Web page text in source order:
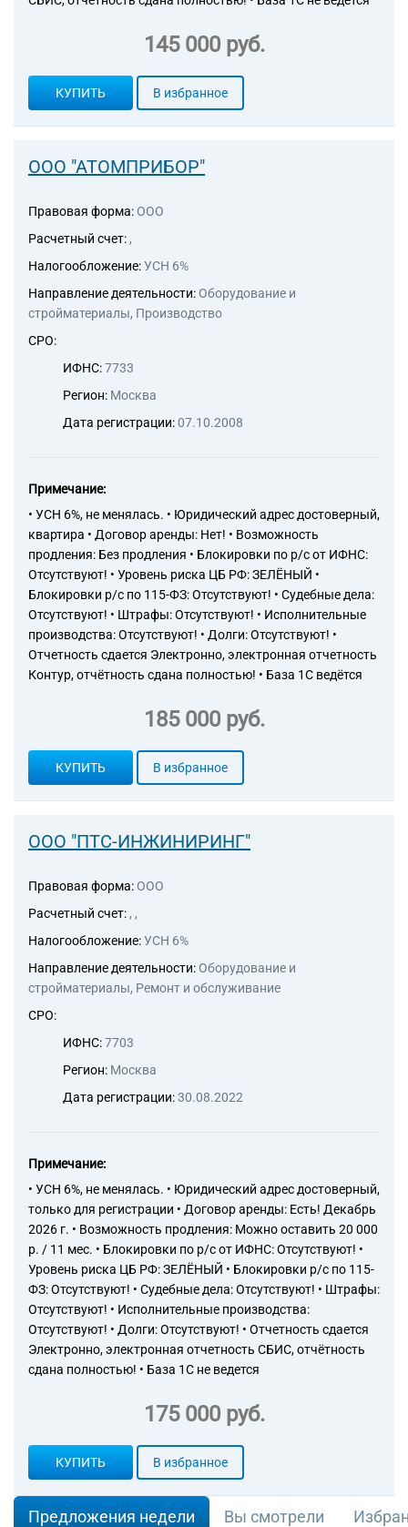
145 000 руб.
КУПИТЬ В избранное
ООО "АТОМПРИБОР"
Правовая форма: ООО
Расчетный счет: ,
Налогообложение:УСН 6%
Направление деятельности: Оборудование и
стройматериалы, Производство
СРО:
ИФНС:7733
Регион: Москва
Дата регистрации:07.10.2008
Примечание:
• УСН 6%, не менялась. • Юридический адрес достоверный,
квартира • Договор аренды: Нет! • Возможность
продления: Без продления • Блокировки по р/с от ИФНС:
Отсутствуют! • Уровень риска ЦБ РФ: ЗЕЛЁНЫЙ •
Блокировки р/с по 115-ФЗ: Отсутствуют! • Судебные дела:
Отсутствуют! • Штрафы: Отсутствуют! • Исполнительные
производства: Отсутствуют! • Долги: Отсутствуют! •
Отчетность сдается Электронно, электронная отчетность
Контур, отчётность сдана полностью! • База 1С ведётся
185 000 руб.
КУПИТЬ В избранное
ООО "ПТС-ИНЖИНИРИНГ"
Правовая форма: ООО
Расчетный счет: , ,
Налогообложение:УСН 6%
Направление деятельности: Оборудование и
стройматериалы, Ремонт и обслуживание
СРО:
ИФНС:7703
Регион: Москва
Дата регистрации:30.08.2022
Примечание:
• УСН 6%, не менялась. • Юридический адрес достоверный,
только для регистрации • Договор аренды: Есть! Декабрь
2026 г. • Возможность продления: Можно оставить 20 000
р. / 11 мес. • Блокировки по р/с от ИФНС: Отсутствуют! •
Уровень риска ЦБ РФ: ЗЕЛЁНЫЙ • Блокировки р/с по 115-
ФЗ: Отсутствуют! • Судебные дела: Отсутствуют! • Штрафы:
Отсутствуют! • Исполнительные производства:
Отсутствуют! • Долги: Отсутствуют! • Отчетность сдается
Электронно, электронная отчетность СБИС, отчётность
сдана полностью! • База 1С не ведется
175 000 руб.
КУПИТЬ В избранное
Предложения недели Вы смотрели